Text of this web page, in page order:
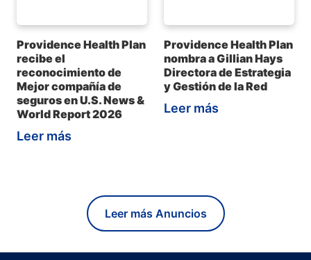
Providence Health Plan
recibe el
reconocimiento de
Mejor compañía de
seguros en U.S. News &
World Report 2026
Leer más
Providence Health Plan
nombra a Gillian Hays
Directora de Estrategia
y Gestión de la Red
Leer más
Leer más Anuncios